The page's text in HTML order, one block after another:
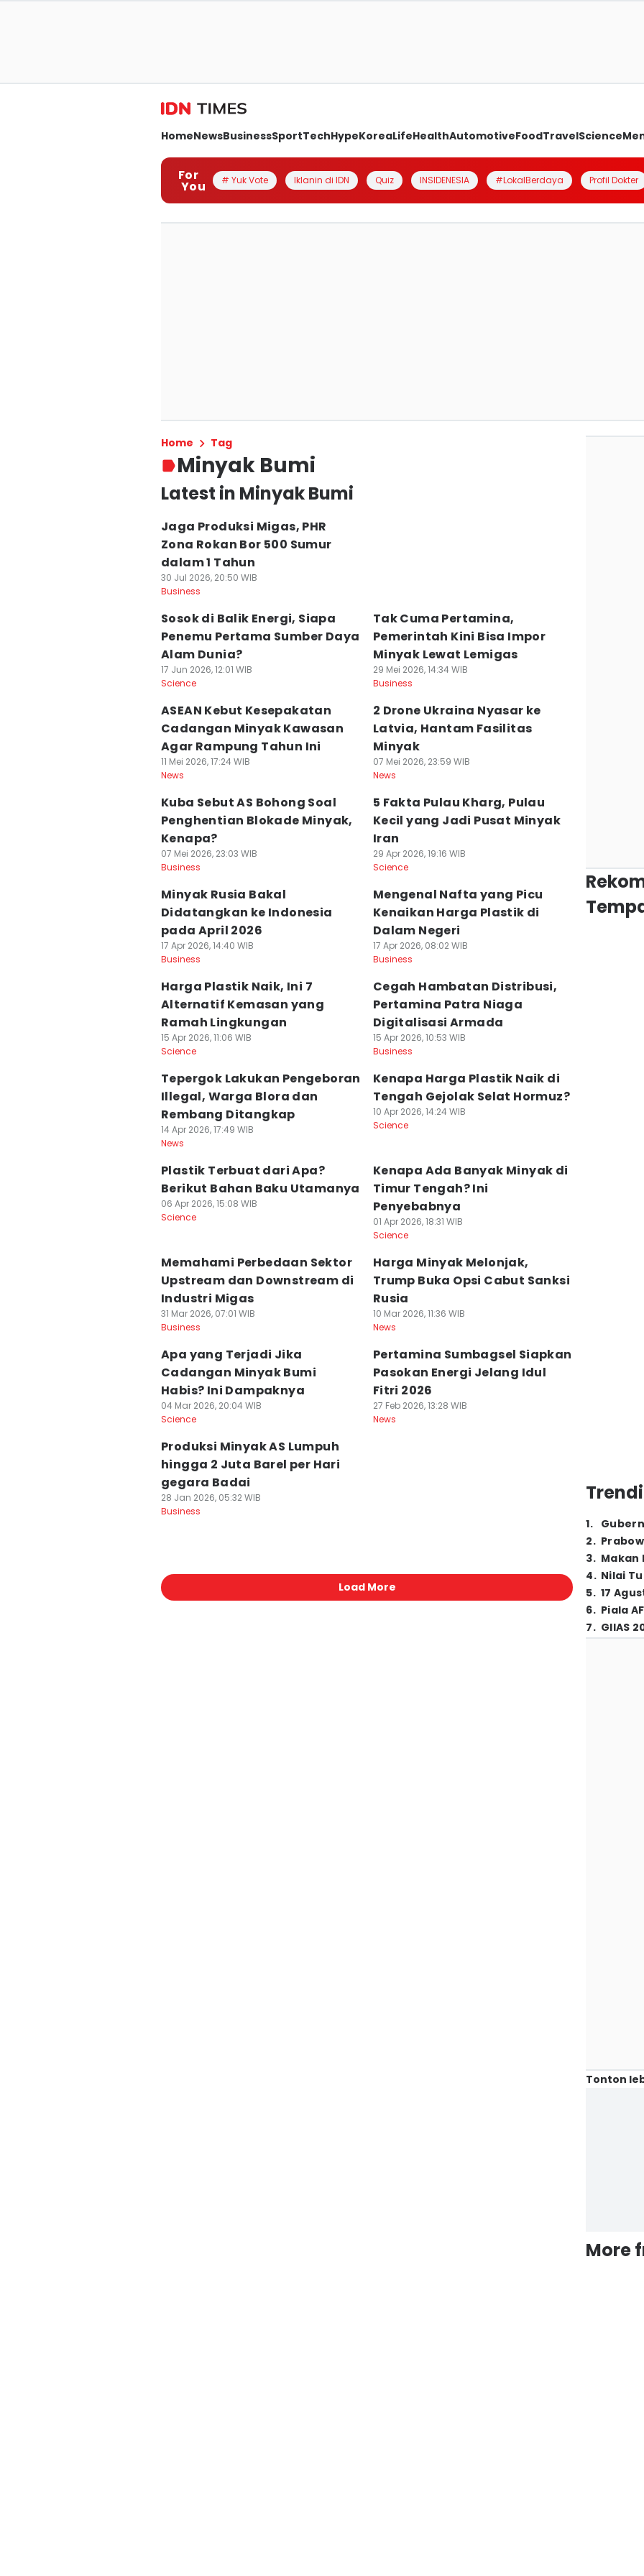
HomeNewsBusinessSportTechHypeKoreaLifeHealthAutomotiveFoodTravelScience
For
You # Yuk Vote Iklanin di IDN Quiz INSIDENESIA #LokalBerdaya Profil Dokter
Home Tag
Minyak Bumi
Latest in Minyak Bumi
Jaga Produksi Migas, PHR
Zona Rokan Bor 500 Sumur
dalam 1 Tahun
30 Jul 2026, 20:50 WIB
Business
Sosok di Balik Energi, Siapa
Penemu Pertama Sumber Daya
Alam Dunia?
17 Jun 2026, 12:01 WIB
Science
Tak Cuma Pertamina,
Pemerintah Kini Bisa Impor
Minyak Lewat Lemigas
29 Mei 2026, 14:34 WIB
Business
ASEAN Kebut Kesepakatan
Cadangan Minyak Kawasan
Agar Rampung Tahun Ini
11 Mei 2026, 17:24 WIB
News
2 Drone Ukraina Nyasar ke
Latvia, Hantam Fasilitas
Minyak
07 Mei 2026, 23:59 WIB
News
Kuba Sebut AS Bohong Soal
Penghentian Blokade Minyak,
Kenapa?
07 Mei 2026, 23:03 WIB
Business
5 Fakta Pulau Kharg, Pulau
Kecil yang Jadi Pusat Minyak
Iran
29 Apr 2026, 19:16 WIB
Science
Minyak Rusia Bakal
Didatangkan ke Indonesia
pada April 2026
17 Apr 2026, 14:40 WIB
Business
Mengenal Nafta yang Picu
Kenaikan Harga Plastik di
Dalam Negeri
17 Apr 2026, 08:02 WIB
Business
Harga Plastik Naik, Ini 7
Alternatif Kemasan yang
Ramah Lingkungan
15 Apr 2026, 11:06 WIB
Science
Cegah Hambatan Distribusi,
Pertamina Patra Niaga
Digitalisasi Armada
15 Apr 2026, 10:53 WIB
Business
Tepergok Lakukan Pengeboran
Illegal, Warga Blora dan
Rembang Ditangkap
14 Apr 2026, 17:49 WIB
News
Kenapa Harga Plastik Naik di
Tengah Gejolak Selat Hormuz?
10 Apr 2026, 14:24 WIB
Science
Plastik Terbuat dari Apa?
Berikut Bahan Baku Utamanya
06 Apr 2026, 15:08 WIB
Science
Kenapa Ada Banyak Minyak di
Timur Tengah? Ini
Penyebabnya
01 Apr 2026, 18:31 WIB
Science
Memahami Perbedaan Sektor
Upstream dan Downstream di
Industri Migas
31 Mar 2026, 07:01 WIB
Business
Harga Minyak Melonjak,
Trump Buka Opsi Cabut Sanksi
Rusia
10 Mar 2026, 11:36 WIB
News
Apa yang Terjadi Jika
Cadangan Minyak Bumi
Habis? Ini Dampaknya
04 Mar 2026, 20:04 WIB
Science
Pertamina Sumbagsel Siapkan
Pasokan Energi Jelang Idul
Fitri 2026
27 Feb 2026, 13:28 WIB
News
Produksi Minyak AS Lumpuh
hingga 2 Juta Barel per Hari
gegara Badai
28 Jan 2026, 05:32 WIB
Business
Load More
1.
2.
3. Makan
4. Nilai
5. 17
6. Piala
7. GIIAS
Tonton
More